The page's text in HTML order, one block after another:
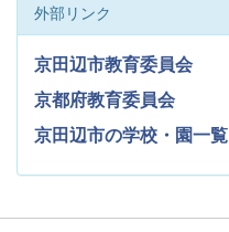
外部リンク
京田辺市教育委員会
京都府教育委員会
京田辺市の学校・園一覧